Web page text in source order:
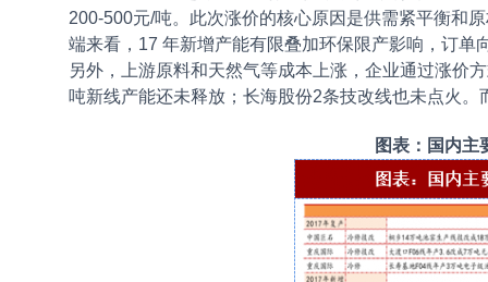
200-500元/吨。此次涨价的核心原因是供需紧平衡和
端来看，17 年新增产能有限叠加环保限产影响，订
另外，上游原料和天然气等成本上涨，企业通过涨价
吨新线产能还未释放；长海股份2条技改线也未点火
图表：国内主